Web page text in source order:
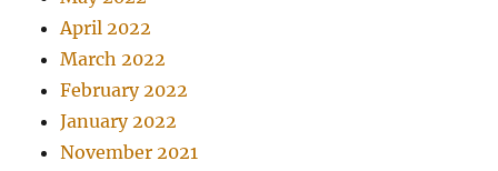
April 2022
March 2022
February 2022
January 2022
November 2021